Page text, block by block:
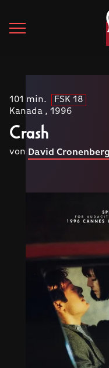
101 min.
FSK 18
Kanada , 1996
Crash
von David Cronenberg